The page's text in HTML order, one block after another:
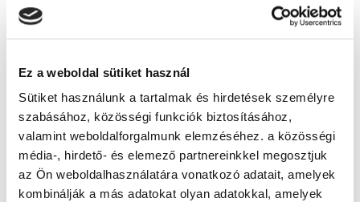
Ez a weboldal sütiket használ
Sütiket használunk a tartalmak és hirdetések személyre
szabásához, közösségi funkciók biztosításához,
valamint weboldalforgalmunk elemzéséhez. a közösségi
média-, hirdető- és elemező partnereinkkel megosztjuk
az Ön weboldalhasználatára vonatkozó adatait, amelyek
kombinálják a más adatokat olyan adatokkal, amelyek
" P " csoport
49 nap az indulásig!
Időtartam:5-6 hónap
Indulás időpontja:2026-09-25
Képzés ára:180 000 Ft
Minden kedvezmény igénybevételével
160.000 Ft-ra csökkenthető! Ősztől áremelés
várható!